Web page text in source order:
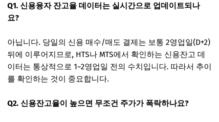
Q1. 신용융자 잔고율 데이터는 실시간으로 업데이트되나
요?
아닙니다. 당일의 신용 매수/매도 결제는 보통 2영업일(D+2)
뒤에 이루어지므로, HTS나 MTS에서 확인하는 신용잔고 데
이터는 통상적으로 1~2영업일 전의 수치입니다. 따라서 추이
를 확인하는 것이 중요합니다.
Q2. 신용잔고율이 높으면 무조건 주가가 폭락하나요?